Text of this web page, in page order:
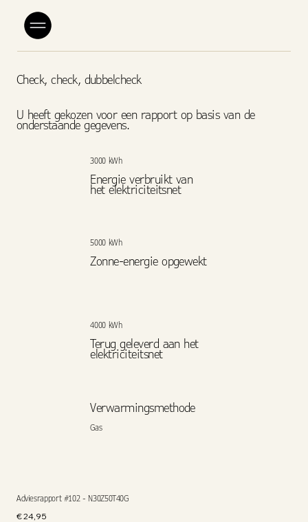
Check, check, dubbelcheck
U heeft gekozen voor een rapport op basis van de
onderstaande gegevens.
3000 kWh
Energie verbruikt van
het elektriciteitsnet
5000 kWh
Zonne-energie opgewekt
4000 kWh
Terug geleverd aan het
elektriciteitsnet
Gas
Verwarmingsmethode
Adviesrapport #102 - N30Z50T40G
Prijs
€ 24,95